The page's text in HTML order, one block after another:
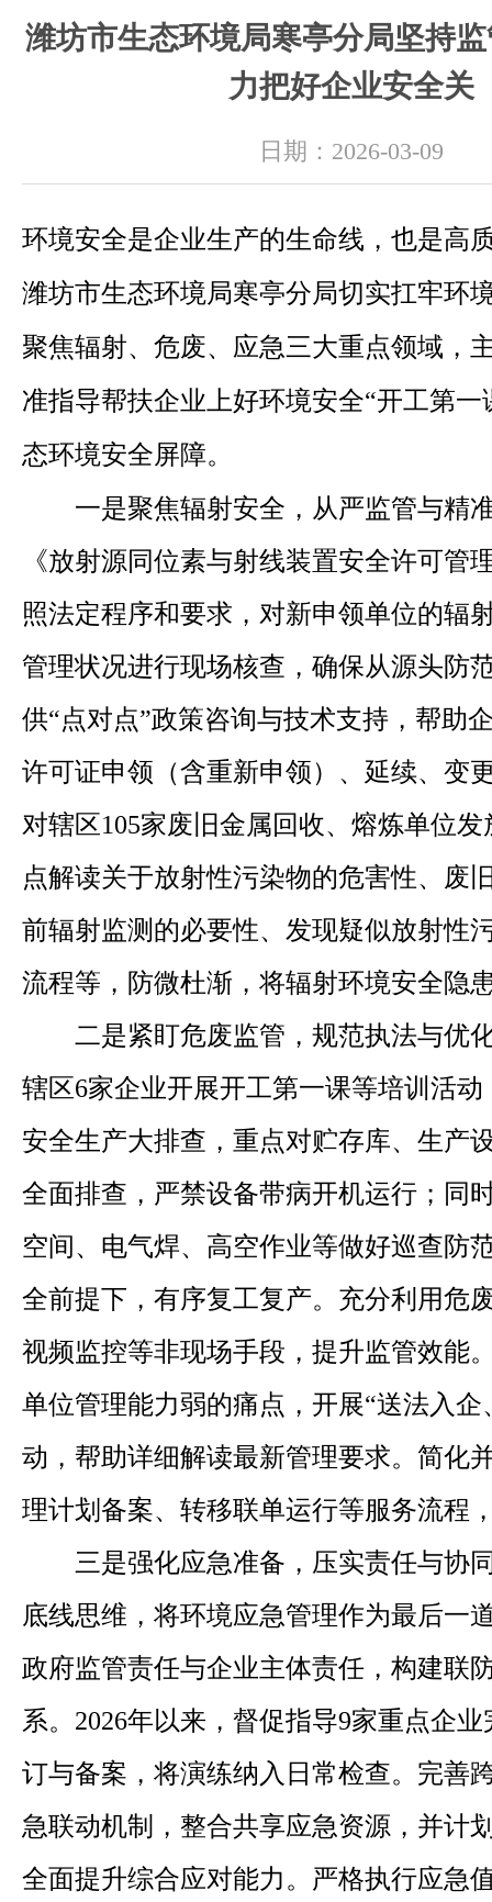
潍坊市生态环境局寒亭分局坚持
力把好企业安全关
日期：2026-03-09
环境安全是企业生产的生命线，也是高
潍坊市生态环境局寒亭分局切实扛牢环
聚焦辐射、危废、应急三大重点领域，
准指导帮扶企业上好环境安全“开工第一
态环境安全屏障。
一是聚焦辐射安全，从严监管与精
《放射源同位素与射线装置安全许可管
照法定程序和要求，对新申领单位的辐
管理状况进行现场核查，确保从源头防
供“点对点”政策咨询与技术支持，帮助
许可证申领（含重新申领）、延续、变
对辖区105家废旧金属回收、熔炼单位发
点解读关于放射性污染物的危害性、废
前辐射监测的必要性、发现疑似放射性
流程等，防微杜渐，将辐射环境安全隐
二是紧盯危废监管，规范执法与优
辖区6家企业开展开工第一课等培训活
安全生产大排查，重点对贮存库、生产
全面排查，严禁设备带病开机运行；同
空间、电气焊、高空作业等做好巡查防
全前提下，有序复工复产。充分利用危
视频监控等非现场手段，提升监管效能
单位管理能力弱的痛点，开展“送法入企
动，帮助详细解读最新管理要求。简化
理计划备案、转移联单运行等服务流程
三是强化应急准备，压实责任与协
底线思维，将环境应急管理作为最后一
政府监管责任与企业主体责任，构建联
系。2026年以来，督促指导9家重点企
订与备案，将演练纳入日常检查。完善
急联动机制，整合共享应急资源，并计
全面提升综合应对能力。严格执行应急